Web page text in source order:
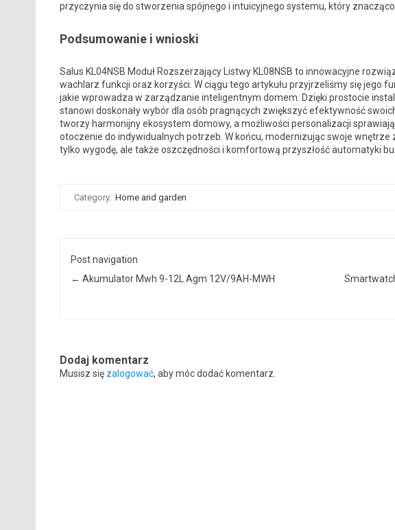
przyczynia się do stworzenia spójnego i intuicyjnego systemu, który
Podsumowanie i wnioski
Salus KL04NSB Moduł Rozszerzający Listwy KL08NSB to innowacyjne
wachlarz funkcji oraz korzyści. W ciągu tego artykułu przyjrzeliśmy się jego
jakie wprowadza w zarządzanie inteligentnym domem. Dzięki prostocie
stanowi doskonały wybór dla osób pragnących zwiększyć efektywność
tworzy harmonijny ekosystem domowy, a możliwości personalizacji
otoczenie do indywidualnych potrzeb. W końcu, modernizując swoje wnętrze
tylko wygodę, ale także oszczędności i komfortową przyszłość automatyki
Category: Home and garden
Post navigation
← Akumulator Mwh 9-12L Agm 12V/9AH-MWH
Dodaj komentarz
Musisz się zalogować, aby móc dodać komentarz.